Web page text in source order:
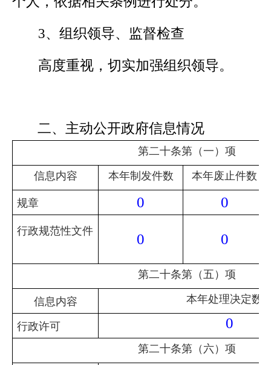
3、组织领导、监督检查
高度重视，切实加强组织领导。
二、主动公开政府信息情况
第二十条第（一）项
信息内容 本年制发件数 本年废止件数
规章 0 0
行政规范性文件 0 0
第二十条第（五）项
信息内容 本年处理决定数
行政许可 0
第二十条第（六）项